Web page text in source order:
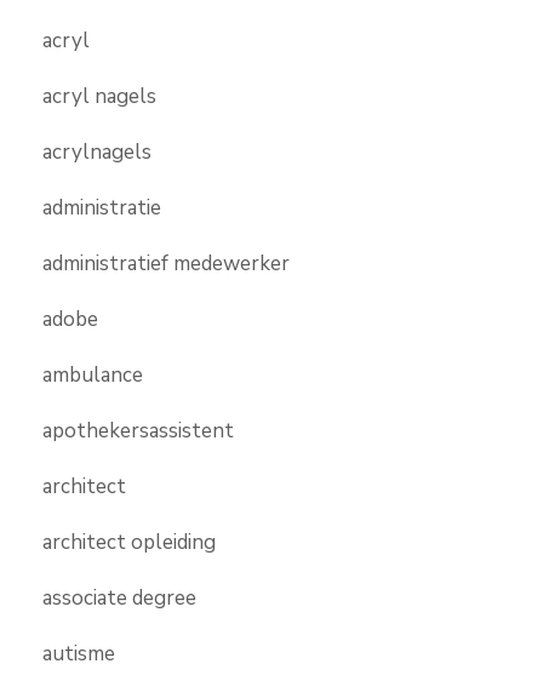
acryl
acryl nagels
acrylnagels
administratie
administratief medewerker
adobe
ambulance
apothekersassistent
architect
architect opleiding
associate degree
autisme